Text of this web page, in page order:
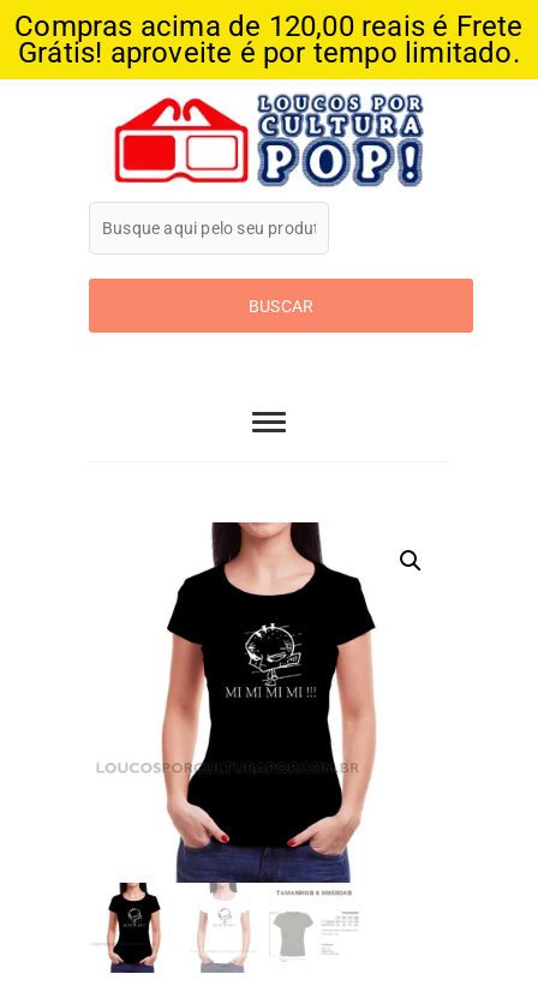
Compras acima de 120,00 reais é Frete
Grátis! aproveite é por tempo limitado.
Loucos Por
Cultura Pop